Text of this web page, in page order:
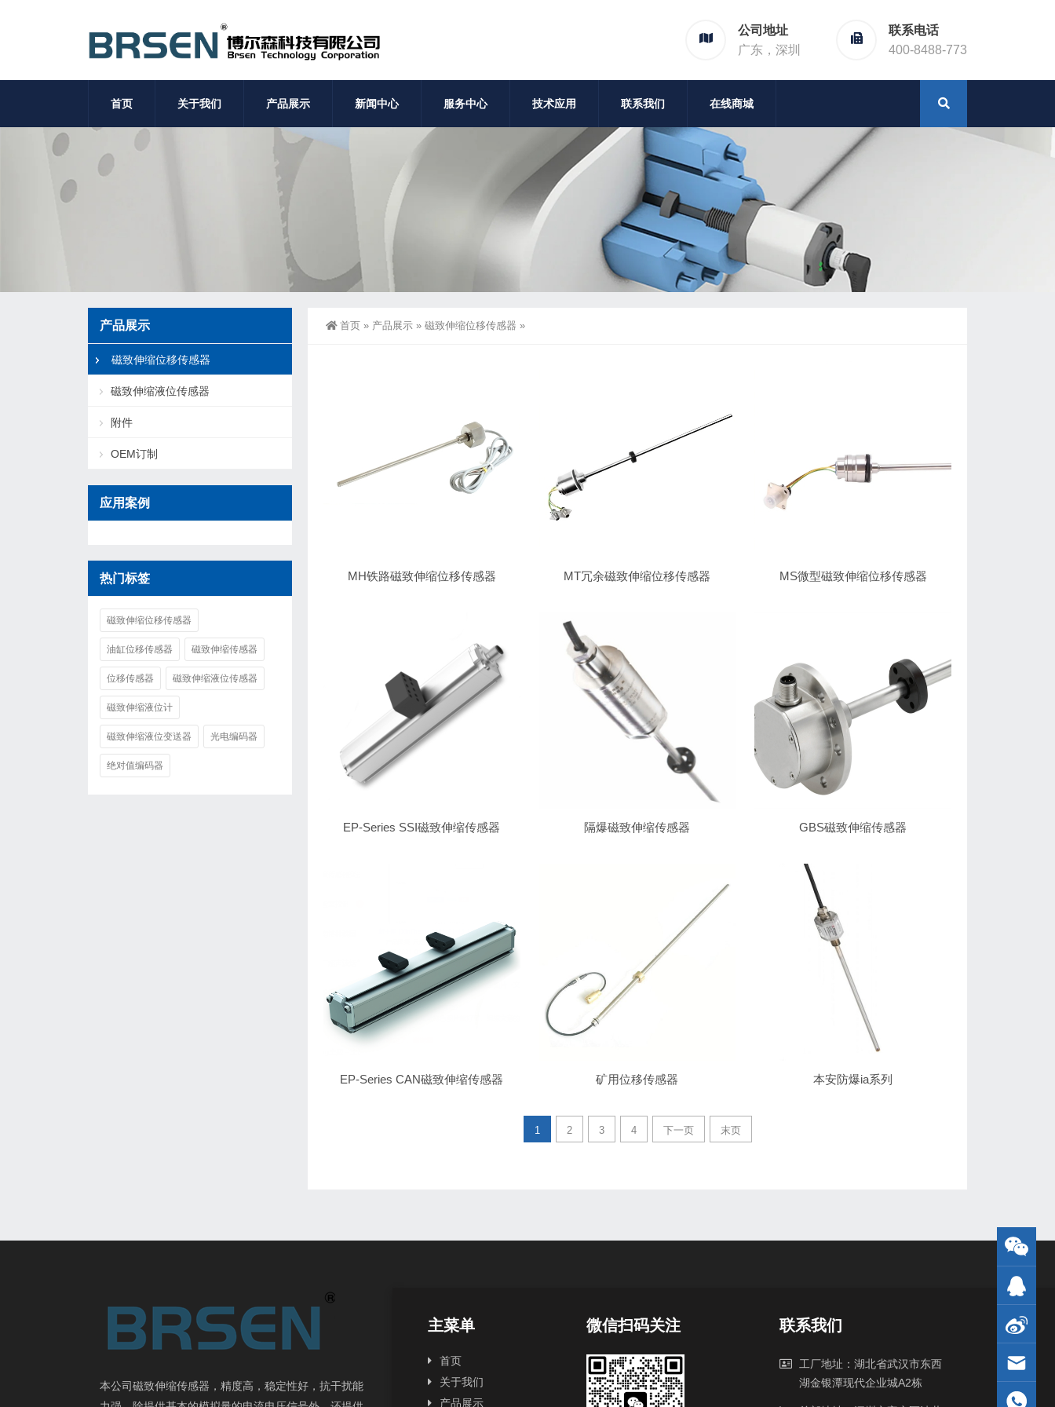
公司地址
广东，深圳
联系电话
400-8488-773
首页 关于我们 产品展示 新闻中心 服务中心 技术应用 联系我们 在线商城
首页 » 产品展示 » 磁致伸缩位移传感器 »
MH铁路磁致伸缩位移传感器 MT冗余磁致伸缩位移传感器 MS微型磁致伸缩位移传感器
EP-Series SSI磁致伸缩传感器 隔爆磁致伸缩传感器 GBS磁致伸缩传感器
EP-Series CAN磁致伸缩传感器 矿用位移传感器 本安防爆ia系列
1 2 3 4 下一页 末页
产品展示
磁致伸缩位移传感器
磁致伸缩液位传感器
附件
OEM订制
应用案例
热门标签
磁致伸缩位移传感器
油缸位移传感器 磁致伸缩传感器
位移传感器 磁致伸缩液位传感器
磁致伸缩液位计
磁致伸缩液位变送器 光电编码器
绝对值编码器
本公司磁致伸缩传感器，精度高，稳定性好，抗干扰能
主菜单
首页
关于我们
产品展示
微信扫码关注 联系我们
工厂地址：湖北省武汉市东西
湖金银潭现代企业城A2栋